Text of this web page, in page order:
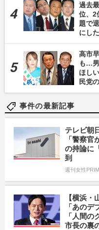
過去
位、2
題で
にし
高市
も…
ほし
民党
事件の最新記事
テレビ朝
「警察
の持論に
到
週刊女性
【横浜・
「あのデ
「人間
市長の裏